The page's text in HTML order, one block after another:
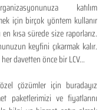
katılım
için birçok yöntem kullanır
en kısa sürede size raporlarız.
keyfini çıkarmak kalır.
davetten önce bir LCV...
çözümler için buradayız
paketlerimizi ve fiyatlarını